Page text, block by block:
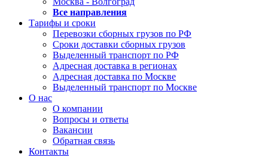
Все направления
Тарифы и сроки
Перевозки сборных грузов по РФ
Сроки доставки сборных грузов
Выделенный транспорт по РФ
Адресная доставка в регионах
Адресная доставка по Москве
Выделенный транспорт по Москве
О нас
О компании
Вопросы и ответы
Вакансии
Обратная связь
Контакты